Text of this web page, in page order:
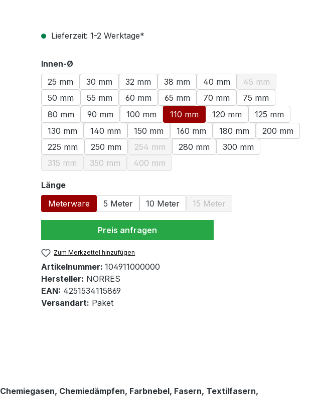
Lieferzeit: 1-2 Werktage*
Innen-Ø
25 mm
30 mm 32 mm 38 mm 40 mm 45 mm
(Diese Option
50 mm 55 mm 60 mm 65 mm 70 mm
75 mm
80 mm
90 mm 100 mm 110 mm 120 mm
125 mm
130 mm
140 mm 150 mm 160 mm 180 mm
200 mm
225 mm
250 mm 254 mm
(Diese Option ist zurzeit nicht verfügbar.)
280 mm
300 mm
315 mm
(Diese Option ist zurzeit nicht verfügbar.)
350 mm
(Diese Option ist zurzeit nicht verfügbar.)
400 mm
(Diese Option ist zurzeit nicht verfügbar.)
Längeauswählen
Meterware
5 Meter 10 Meter 15 Meter
(Diese Option ist zurzeit nicht
Preis anfragen
Zum Merkzettel hinzufügen
Artikelnummer: 104911000000
Hersteller: NORRES
EAN: 4251534115869
Versandart: Paket
Chemiegasen, Chemiedämpfen, Farbnebel, Fasern, Textilfasern,